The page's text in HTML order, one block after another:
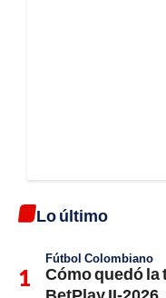
Lo último
Fútbol Colombiano
Cómo quedó la
BetPlay II-